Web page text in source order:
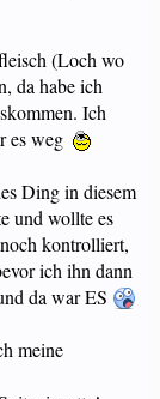
(Loch wo
da habe ich
Ich
es weg
Ding in diesem
und wollte es
kontrolliert,
ich ihn dann
da war ES
meine